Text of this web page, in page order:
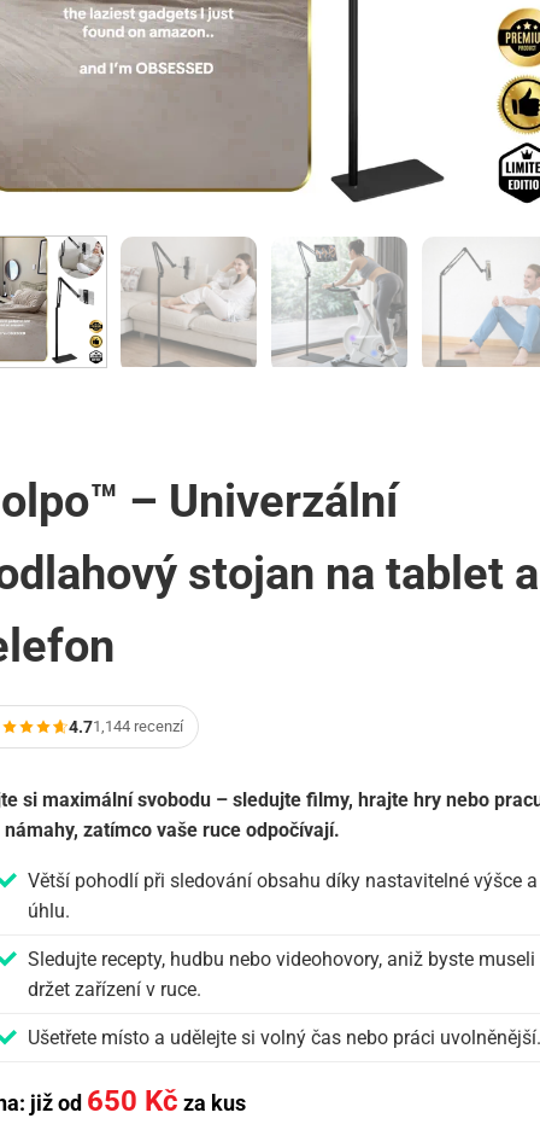
– Univerzální
stojan na tablet a
4.71,144 recenzí
si maximální svobodu – sledujte filmy, hrajte hry nebo
námahy, zatímco vaše ruce odpočívají.
Větší pohodlí při sledování obsahu díky nastavitelné výšce a
úhlu.
Sledujte recepty, hudbu nebo videohovory, aniž byste museli
držet zařízení v ruce.
Ušetřete místo a udělejte si volný čas nebo práci uvolněnější.
již od 650 Kč za kus